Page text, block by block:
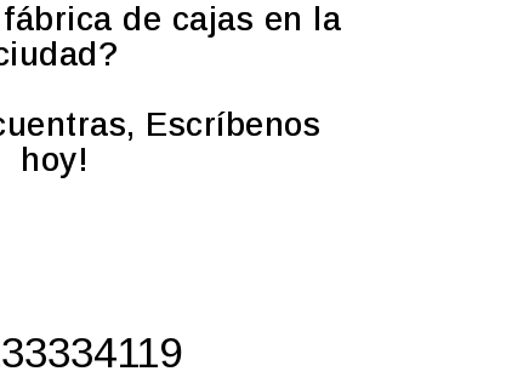
de cajas en la
Escríbenos
hoy!